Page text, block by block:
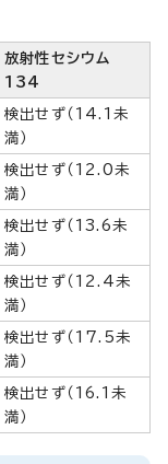
放射性セシウム
134
検出せず（14.1未
満）
検出せず（12.0未
満）
検出せず（13.6未
満）
検出せず（12.4未
満）
検出せず（17.5未
満）
検出せず（16.1未
満）